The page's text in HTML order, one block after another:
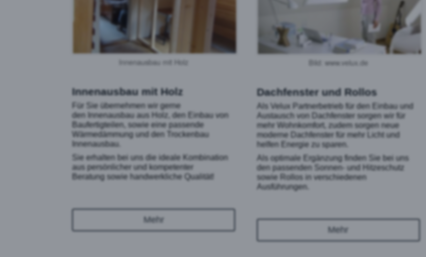
Innenausbau mit Holz
Innenausbau mit Holz
Für Sie übernehmen wir gerne
den Innenausbau aus Holz, den Einbau von
Baufertigteilen, sowie eine passende
Wärmedämmung und den Trockenbau
Innenausbau.
Sie erhalten bei uns die ideale Kombination
aus persönlicher und kompetenter
Beratung sowie handwerkliche Qualität!
Mehr
Bild: www.velux.de
Dachfenster und Rollos
Als Velux Partnerbetrieb für den Einbau und
Austausch von Dachfenster sorgen wir für
mehr Wohnkomfort, zudem sorgen neue
moderne Dachfenster für mehr Licht und
helfen Energie zu sparen.
Als optimale Ergänzung finden Sie bei uns
den passenden Sonnen- und Hitzeschutz
sowie Rollos in verschiedenen
Ausführungen.
Mehr